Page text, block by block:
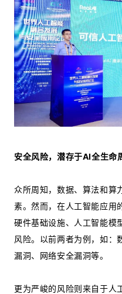
安全风险，潜存于AI全生命
众所周知，数据、算法和算
素。然而，在人工智能应用
硬件基础设施、人工智能模
风险。以前两者为例，如：
漏洞、网络安全漏洞等。
更为严峻的风险则来自于人